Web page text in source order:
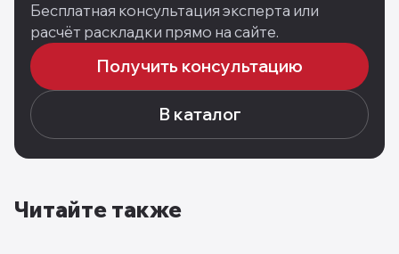
Бесплатная консультация эксперта или
расчёт раскладки прямо на сайте.
Получить консультацию
В каталог
Читайте также